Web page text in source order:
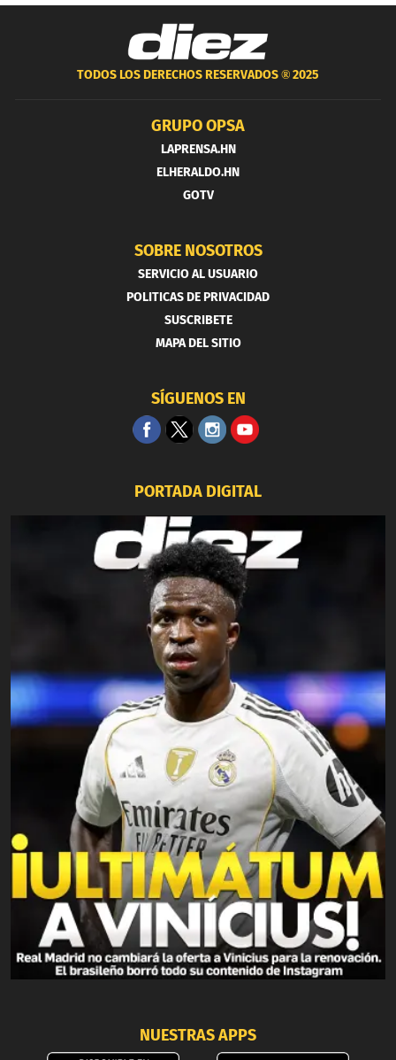
TODOS LOS DERECHOS RESERVADOS ®2025
GRUPO OPSA
LAPRENSA.HN
ELHERALDO.HN
GOTV
SOBRE NOSOTROS
SERVICIO AL USUARIO
POLITICAS DE PRIVACIDAD
SUSCRIBETE
MAPA DEL SITIO
SÍGUENOS EN
PORTADA DIGITAL
NUESTRAS APPS